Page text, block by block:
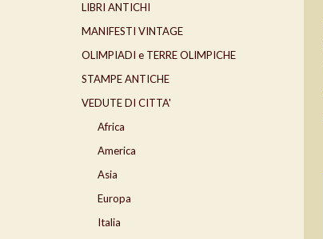
LIBRI ANTICHI
MANIFESTI VINTAGE
OLIMPIADI e TERRE OLIMPICHE
STAMPE ANTICHE
VEDUTE DI CITTA'
Africa
America
Asia
Europa
Italia